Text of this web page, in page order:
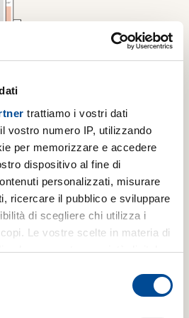
trattiamo i vostri dati
vostro numero IP, utilizzando
per memorizzare e accedere
dispositivo al fine di
personalizzati, misurare
ricercare il pubblico e sviluppare
di scegliere chi utilizza i
Le vostre scelte in materia di
solo su questa proprietà digitale
proprio consenso in qualsiasi
sui cookie o facendo clic
+ Luoghi
per 1 anno + 1